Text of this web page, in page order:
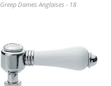
Greep Dames Anglaises - 18